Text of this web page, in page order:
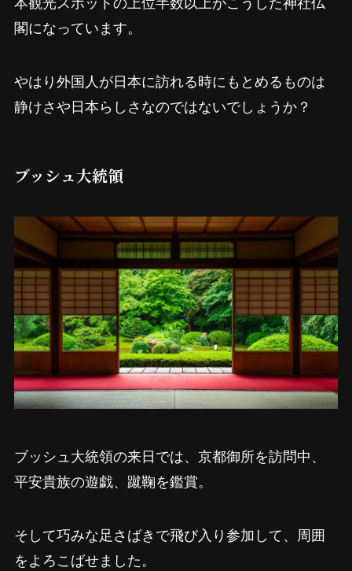
閣になっています。
やはり外国人が日本に訪れる時にもとめるものは
静けさや日本らしさなのではないでしょうか？
ブッシュ大統領
ブッシュ大統領の来日では、京都御所を訪問中、
平安貴族の遊戯、蹴鞠を鑑賞。
そして巧みな足さばきで飛び入り参加して、周囲
をよろこばせました。